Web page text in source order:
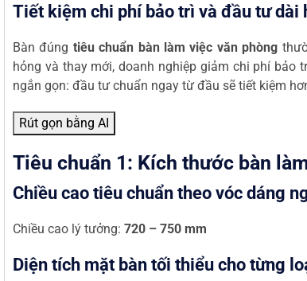
Tiết kiệm chi phí bảo trì và đầu tư dài
Bàn đúng tiêu chuẩn bàn làm việc văn phòng
hỏng và thay mới, doanh nghiệp giảm chi phí bảo
ngắn gọn: đầu tư chuẩn ngay từ đầu sẽ tiết kiệm
Rút gọn bằng AI
Tiêu chuẩn 1: Kích thước bàn
Chiều cao tiêu chuẩn theo vóc dáng
Chiều cao lý tưởng: 720 – 750 mm
Diện tích mặt bàn tối thiểu cho từng